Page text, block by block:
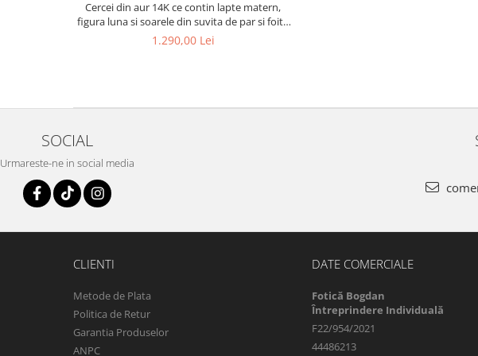
Cercei din aur 14K ce contin lapte matern,
figura luna si soarele din suvita de par si foita
aurie
1.290,00 Lei
SOCIAL
Urmareste-ne in social media
CLIENTI
Metode de Plata
Politica de Retur
Garantia Produselor
ANPC
DATE COMERCIALE
Fotică Bogdan
Întreprindere Individuală
F22/954/2021
44486213